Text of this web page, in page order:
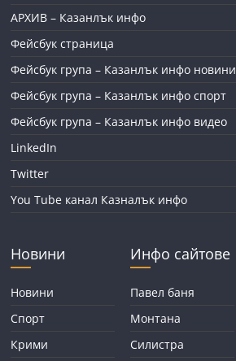
АРХИВ – Казанлък инфо
Фейсбук страница
Фейсбук група – Казанлък инфо новини
Фейсбук група – Казанлък инфо спорт
Фейсбук група – Казанлък инфо видео
LinkedIn
Twitter
You Tube канал Казналък инфо
Новини
Новини
Спорт
Крими
Инфо сайтове
Павел баня
Монтана
Силистра